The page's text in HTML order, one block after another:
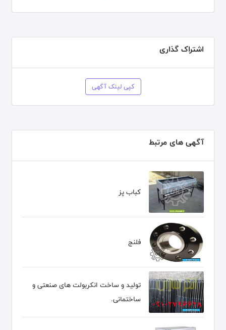
اشتراک گذاری
کپی لینک آگهی
آگهی های مرتبط
کباب پز
فلنج
تولید و ساخت انکربولت های صنعتی و
ساختمانی.